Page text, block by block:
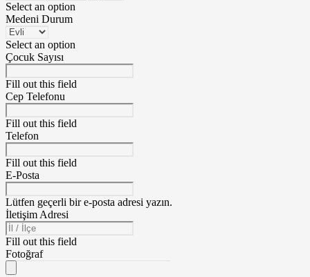
Select an option
Medeni Durum
Select an option
Çocuk Sayısı
Fill out this field
Cep Telefonu
Fill out this field
Telefon
Fill out this field
E-Posta
Lütfen geçerli bir e-posta adresi yazın.
İletişim Adresi
Fill out this field
Fotoğraf